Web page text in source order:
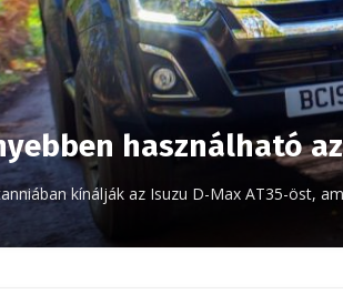
használható
kínálják az Isuzu D-Max AT35-öst,